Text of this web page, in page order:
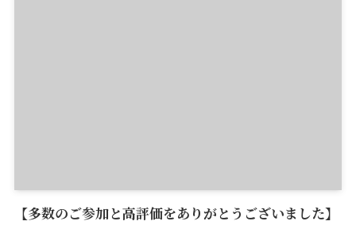
【多数のご参加と高評価をありがとうございました】